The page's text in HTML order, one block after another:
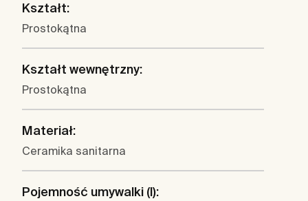
Kształt:
Prostokątna
Kształt wewnętrzny:
Prostokątna
Materiał:
Ceramika sanitarna
Pojemność umywalki (l):